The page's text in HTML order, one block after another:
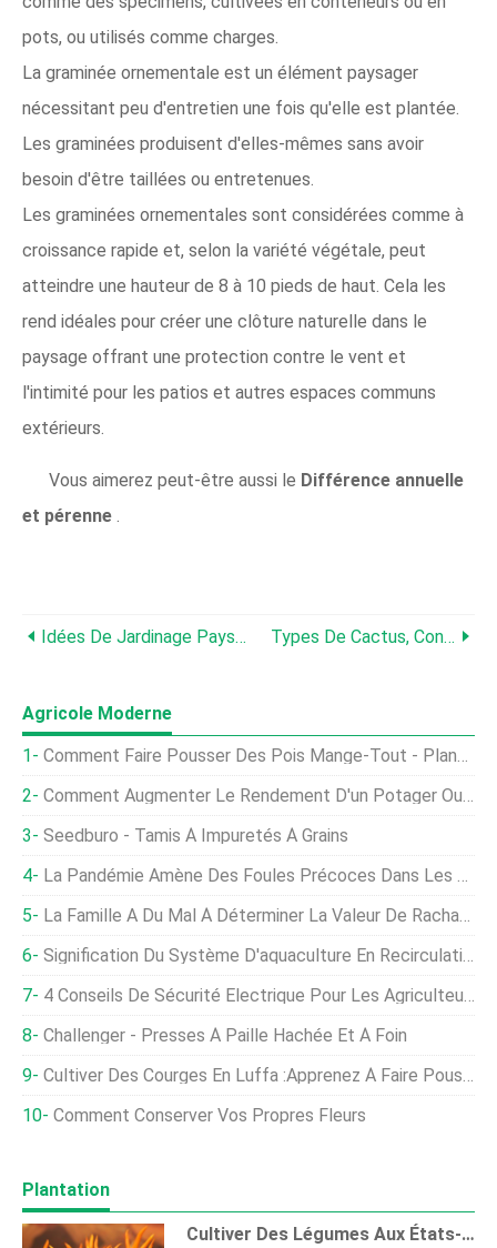
pots, ou utilisés comme charges.
La graminée ornementale est un élément paysager
nécessitant peu d'entretien une fois qu'elle est plantée.
Les graminées produisent d'elles-mêmes sans avoir
besoin d'être taillées ou entretenues.
Les graminées ornementales sont considérées comme à
croissance rapide et, selon la variété végétale, peut
atteindre une hauteur de 8 à 10 pieds de haut. Cela les
rend idéales pour créer une clôture naturelle dans le
paysage offrant une protection contre le vent et
l'intimité pour les patios et autres espaces communs
extérieurs.
Vous aimerez peut-être aussi le Différence annuelle
et pérenne
Idées De Jardinage Paysager, Concevoir, Technique Types De Cactus, Conseils De Culture De Cactus - Un Guide Complet
Agricole Moderne
Comment Faire Pousser Des Pois Mange-Tout - Planter Des Pois Mange-Tout Dans Votre Jardin
Comment Augmenter Le Rendement D'un Potager Ou D'un Jardin En Terrasse
Seedburo - Tamis À Impuretés À Grains
La Pandémie Amène Des Foules Précoces Dans Les Fermes D'arbres De Noël
La Famille A Du Mal À Déterminer La Valeur De Rachat Des Actions D'une Société
Signification Du Système D'aquaculture En Recirculation (RAS) En Pisciculture
4 Conseils De Sécurité Électrique Pour Les Agriculteurs
Challenger - Presses À Paille Hachée Et À Foin
Cultiver Des Courges En Luffa :Apprenez À Faire Pousser Vos Propres Éponges En Luffa
Comment Conserver Vos Propres Fleurs
Plantation
Cultiver Des Légumes Aux États-Unis - Calendrier De Plantation